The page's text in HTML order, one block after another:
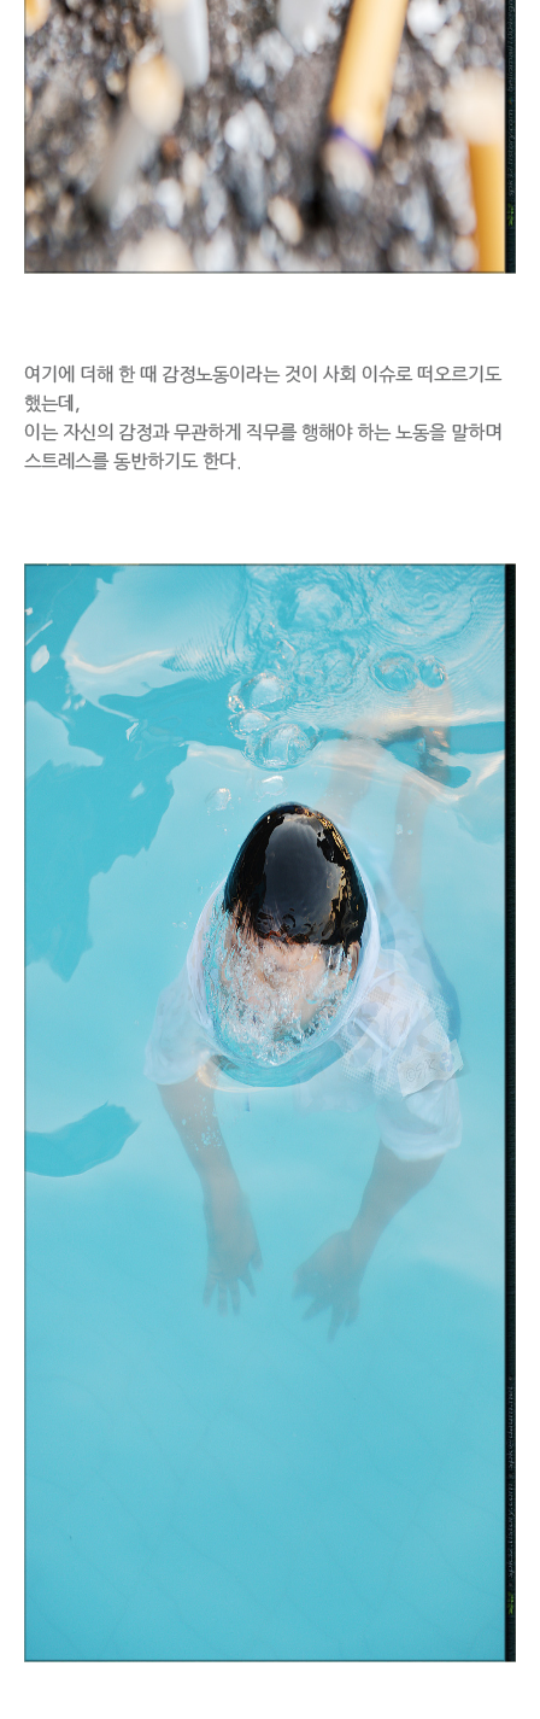
여기에 더해 한 때 감정노동이라는 것이 사회 이슈로 떠오르기도
했는데,
이는 자신의 감정과 무관하게 직무를 행해야 하는 노동을 말하며
스트레스를 동반하기도 한다.